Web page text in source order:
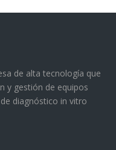
de alta tecnología que
y gestión de equipos
diagnóstico in vitro